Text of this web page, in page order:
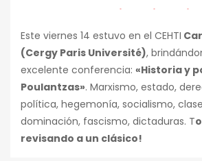
Este viernes 14 estuvo en el CEHTI
(Cergy Paris Université),
excelente conferencia: «Historia y
Poulantzas». Marxismo, estado,
política, hegemonía, socialismo,
dominación, fascismo, dictaduras. T
revisando a un clásico!